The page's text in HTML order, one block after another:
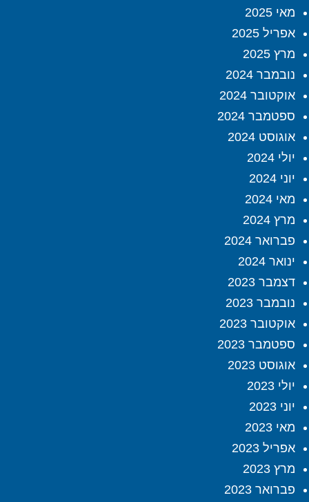
מאי 2025
אפריל 2025
מרץ 2025
נובמבר 2024
אוקטובר 2024
ספטמבר 2024
אוגוסט 2024
יולי 2024
יוני 2024
מאי 2024
מרץ 2024
פברואר 2024
ינואר 2024
דצמבר 2023
נובמבר 2023
אוקטובר 2023
ספטמבר 2023
אוגוסט 2023
יולי 2023
יוני 2023
מאי 2023
אפריל 2023
מרץ 2023
פברואר 2023